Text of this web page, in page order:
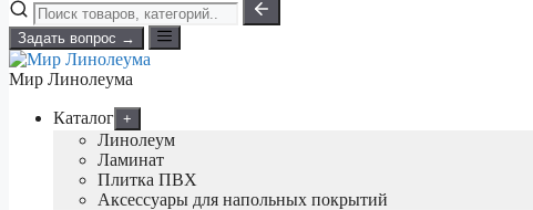
Задать вопрос →
Мир Линолеума
Каталог +
Линолеум
Ламинат
Плитка ПВХ
Аксессуары для напольных покрытий